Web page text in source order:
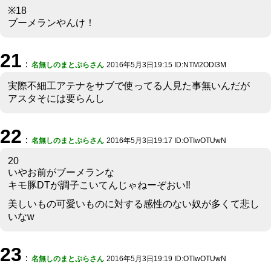
※18
ブーメランやんけ！
21 ： 名無しのまとぷらさん 2016年5月3日19:15 ID:NTM2ODI3M
実際不細工アテナをサブで使ってる人見た事無いんだが
アスタそには要らんし
22 ： 名無しのまとぷらさん 2016年5月3日19:17 ID:OTIwOTUwN
20
いやお前がブーメランな
キモ豚DTが調子こいてんじゃねーぞおい‼︎
美しいもの可愛いものに対する感性のない奴が多くて悲し
いなw
23 ： 名無しのまとぷらさん 2016年5月3日19:19 ID:OTIwOTUwN